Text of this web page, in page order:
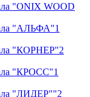
"ONIX WOOD
"АЛЬФА"1
"КОРНЕР"2
"КРОСС"1
"ЛИДЕР""2